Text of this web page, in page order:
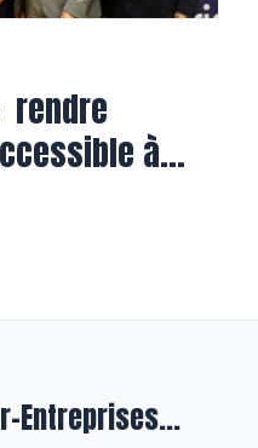
rendre
à
Entreprises...